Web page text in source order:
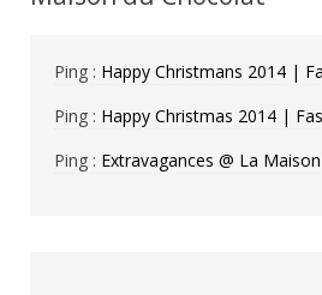
Ping : Happy Christmans 2014 |
Ping : Happy Christmas 2014 |
Ping : Extravagances @ La